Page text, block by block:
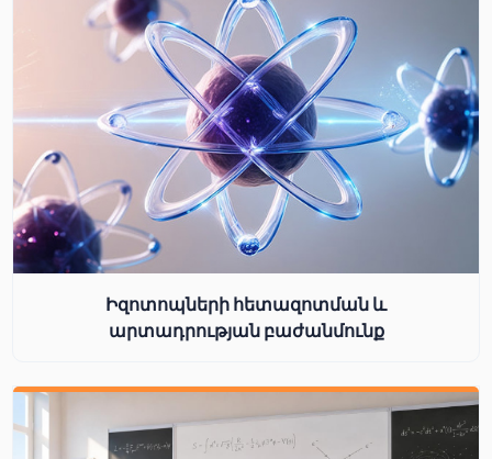
Իզոտոպների հետազոտման և
արտադրության բաժանմունք